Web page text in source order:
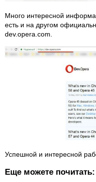
Много интересной
есть и на другом
dev.opera.com.
Успешной и интересной
Еще можете почитать: